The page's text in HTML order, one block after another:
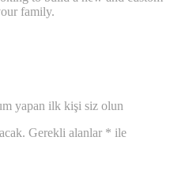
family.
yapan ilk kişi siz olun
Gerekli alanlar * ile